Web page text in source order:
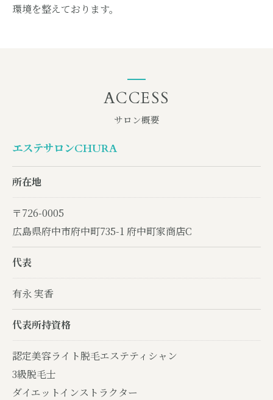
環境を整えております。
サロン概要
ACCESS
エステサロンCHURA
所在地
〒726-0005
広島県府中市府中町735-1 府中町家商店C
代表
有永 実香
代表所持資格
認定美容ライト脱毛エステティシャン
3級脱毛士
ダイエットインストラクター